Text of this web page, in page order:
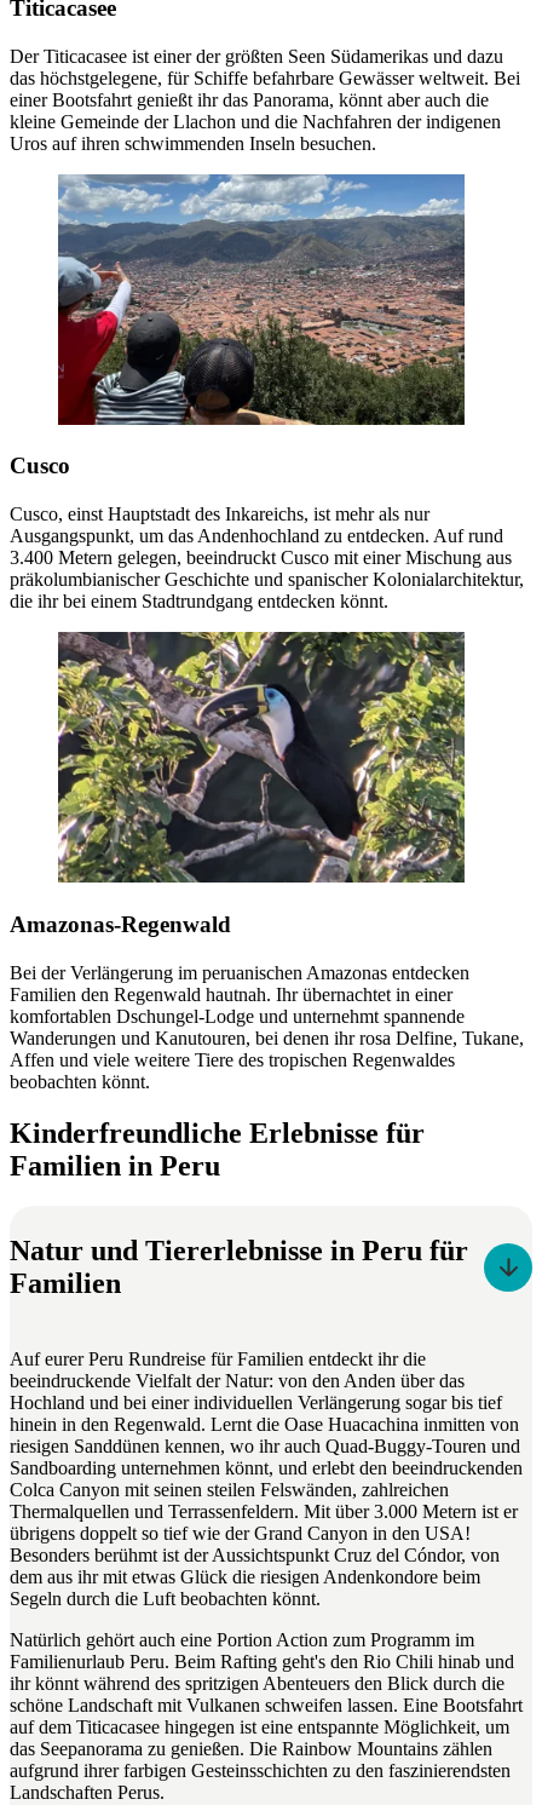
Titicacasee
Der Titicacasee ist einer der größten Seen Südamerikas und dazu
das höchstgelegene, für Schiffe befahrbare Gewässer weltweit. Bei
einer Bootsfahrt genießt ihr das Panorama, könnt aber auch die
kleine Gemeinde der Llachon und die Nachfahren der indigenen
Uros auf ihren schwimmenden Inseln besuchen.
Cusco
Cusco, einst Hauptstadt des Inkareichs, ist mehr als nur
Ausgangspunkt, um das Andenhochland zu entdecken. Auf rund
3.400 Metern gelegen, beeindruckt Cusco mit einer Mischung aus
präkolumbianischer Geschichte und spanischer Kolonialarchitektur,
die ihr bei einem Stadtrundgang entdecken könnt.
Amazonas-Regenwald
Bei der Verlängerung im peruanischen Amazonas entdecken
Familien den Regenwald hautnah. Ihr übernachtet in einer
komfortablen Dschungel-Lodge und unternehmt spannende
Wanderungen und Kanutouren, bei denen ihr rosa Delfine, Tukane,
Affen und viele weitere Tiere des tropischen Regenwaldes
beobachten könnt.
Kinderfreundliche Erlebnisse für
Familien in Peru
Natur und Tiererlebnisse in Peru für
Familien
Auf eurer Peru Rundreise für Familien entdeckt ihr die
beeindruckende Vielfalt der Natur: von den Anden über das
Hochland und bei einer individuellen Verlängerung sogar bis tief
hinein in den Regenwald. Lernt die Oase Huacachina inmitten von
riesigen Sanddünen kennen, wo ihr auch Quad-Buggy-Touren und
Sandboarding unternehmen könnt, und erlebt den beeindruckenden
Colca Canyon mit seinen steilen Felswänden, zahlreichen
Thermalquellen und Terrassenfeldern. Mit über 3.000 Metern ist er
übrigens doppelt so tief wie der Grand Canyon in den USA!
Besonders berühmt ist der Aussichtspunkt Cruz del Cóndor, von
dem aus ihr mit etwas Glück die riesigen Andenkondore beim
Segeln durch die Luft beobachten könnt.
Natürlich gehört auch eine Portion Action zum Programm im
Familienurlaub Peru. Beim Rafting geht's den Rio Chili hinab und
ihr könnt während des spritzigen Abenteuers den Blick durch die
schöne Landschaft mit Vulkanen schweifen lassen. Eine Bootsfahrt
auf dem Titicacasee hingegen ist eine entspannte Möglichkeit, um
das Seepanorama zu genießen. Die Rainbow Mountains zählen
aufgrund ihrer farbigen Gesteinsschichten zu den faszinierendsten
Landschaften Perus.